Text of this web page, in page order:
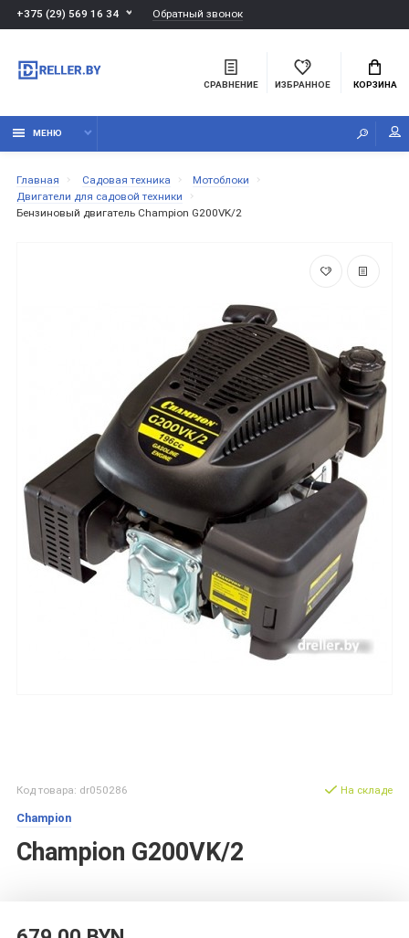
+375 (29) 569 16 34 Обратный звонок
СРАВНЕНИЕ ИЗБРАННОЕ КОРЗИНА
МЕНЮ
Главная Садовая техника
Мотоблоки
Двигатели для садовой техники
Бензиновый двигатель Champion G200VK/2
Код товара: dr050286
Champion
Champion G200VK/2
На складе